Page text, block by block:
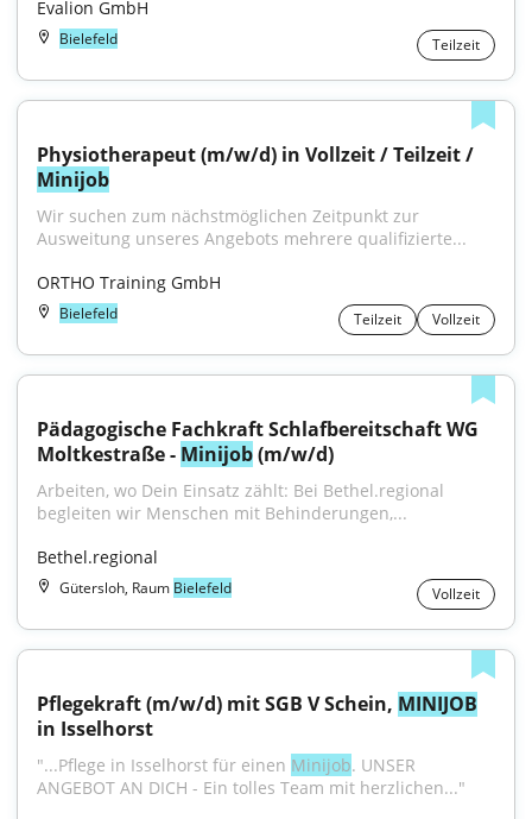
Evalion GmbH
Bielefeld Teilzeit
Minijob
Wir suchen zum nächstmöglichen Zeitpunkt zur
Ausweitung unseres Angebots mehrere qualifizierte...
ORTHO Training GmbH
Bielefeld Teilzeit Vollzeit
Pädagogische Fachkraft Schlafbereitschaft WG
Moltkestraße - Minijob (m/w/d)
Arbeiten, wo Dein Einsatz zählt: Bei Bethel.regional
begleiten wir Menschen mit Behinderungen,...
Bethel.regional
Gütersloh, Raum Bielefeld Vollzeit
Pflegekraft (m/w/d) mit SGB V Schein, MINIJOB
in Isselhorst
"...Pflege in Isselhorst für einen Minijob. UNSER
ANGEBOT AN DICH - Ein tolles Team mit herzlichen..."